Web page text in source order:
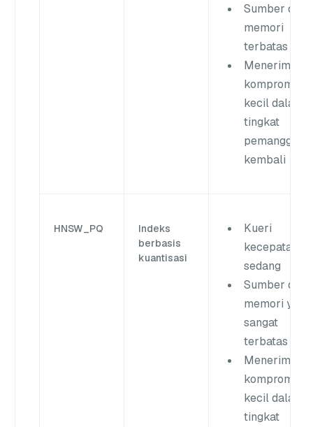
Sumber daya
memori
terbatas
Menerima
kompromi
kecil dalam
tingkat
pemanggilan
kembali
HNSW_PQ
Indeks
berbasis
kuantisasi
Kueri
kecepatan
sedang
Sumber daya
memori yang
sangat
terbatas
Menerima
kompromi
kecil dalam
tingkat